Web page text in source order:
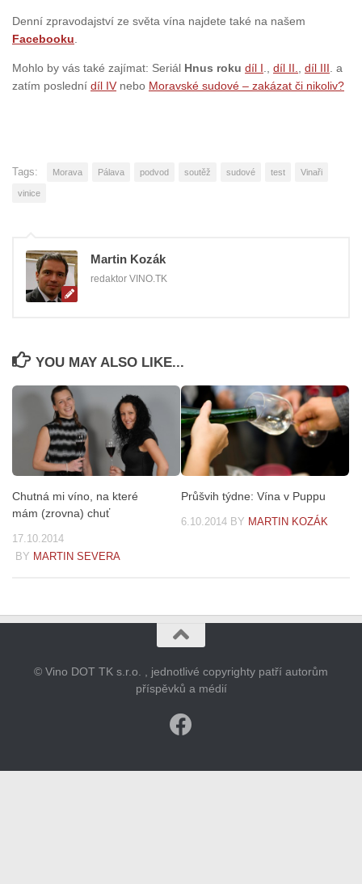
Denní zpravodajství ze světa vína najdete také na našem
Facebooku
Mohlo by vás také zajímat: Seriál Hnus roku díl I., díl II., díl III. a
zatím poslední díl IV nebo Moravské sudové – zakázat či nikoliv?
Tags: Morava Pálava podvod soutěž sudové test Vinaři
vinice
Martin Kozák
redaktor VINO.TK
YOU MAY ALSO LIKE...
Chutná mi víno, na které
mám (zrovna) chuť
17.10.2014
BY MARTIN SEVERA
Průšvih týdne: Vína v Puppu
6.10.2014 BY MARTIN KOZÁK
© Vino DOT TK s.r.o. , jednotlivé copyrighty patří autorům
příspěvků a médií